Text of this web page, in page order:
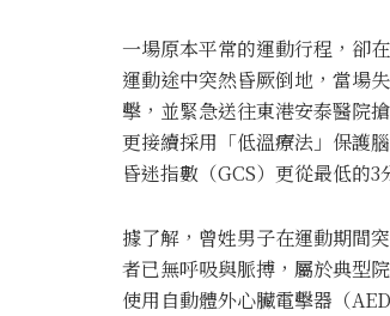
一場原本平常的運動行程，卻
運動途中突然昏厥倒地，當場
擊，並緊急送往東港安泰醫院
更接續採用「低溫療法」保護
昏迷指數（GCS）更從最低的
據了解，曾姓男子在運動期間
者已無呼吸與脈搏，屬於典型
使用自動體外心臟電擊器（